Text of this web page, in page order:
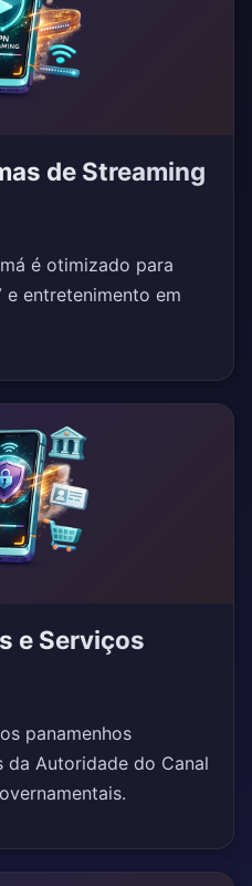
de Streaming
é otimizado para
e entretenimento em
e Serviços
panamenhos
da Autoridade do Canal